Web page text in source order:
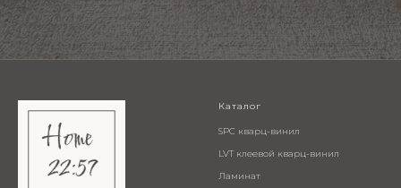
Каталог
SPC кварц-винил
LVT клеевой кварц-винил
Ламинат